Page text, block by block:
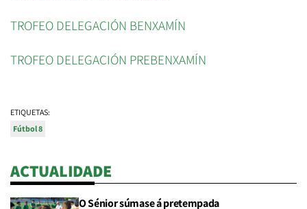
TROFEO DELEGACIÓN BENXAMÍN
TROFEO DELEGACIÓN PREBENXAMÍN
ETIQUETAS:
Fútbol 8
ACTUALIDADE
O Sénior súmase á pretempada